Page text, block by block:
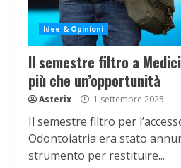
Idee & Opinioni
Il semestre filtro a
più che un’opportunità
Asterix 1 settembre 2025
Il semestre filtro per
Odontoiatria era stato
strumento per restituire...